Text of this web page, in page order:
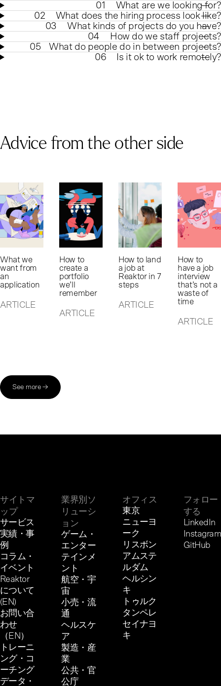
01
What are we looking for?
02
What does the hiring process look like?
03
What kinds of projects do you have?
04
How do we staff projects?
05
What do people do in between projects?
06
Is it ok to work remotely?
Advice from the other side
What we
want from
an
application
ARTICLE
How to
create a
portfolio
we’ll
remember
ARTICLE
How to land
a job at
Reaktor in 7
steps
ARTICLE
How to
have a job
interview
that’s not a
waste of
time
ARTICLE
See more →
サイトマ
ップ
サービス
実績・事
例
コラム・
イベント
Reaktor
について
(EN)
お問い合
わせ
（EN）
トレーニ
ング・コ
ーチング
データ・
業界別ソ
リューシ
ョン
ゲーム・
エンター
テインメ
ント
航空・宇
宙
小売・流
通
ヘルスケ
ア
製造・産
業
公共・官
公庁
オフィス
東京
ニューヨ
ーク
リスボン
アムステ
ルダム
ヘルシン
キ
トゥルク
タンペレ
セイナヨ
キ
フォロー
する
LinkedIn
Instagram
GitHub